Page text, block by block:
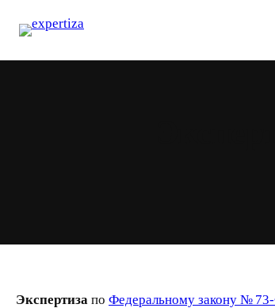
Экспертиза по Федеральному закону № 73-